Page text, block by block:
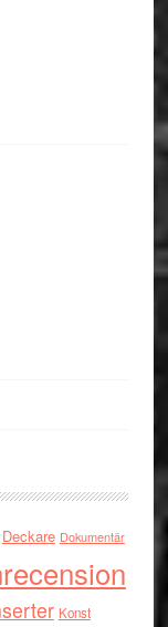
Deckare Dokumentär
Konst